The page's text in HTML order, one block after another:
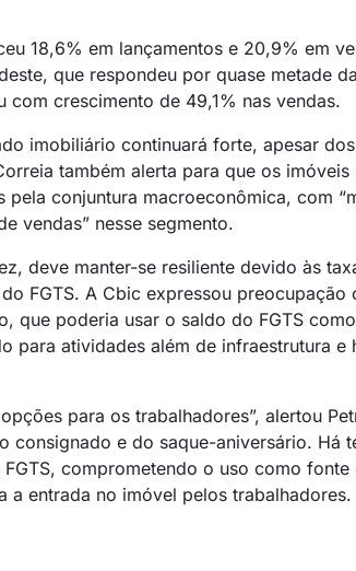
18,6% em lançamentos e 20,9% em
que respondeu por quase metade
com crescimento de 49,1% nas vendas.
imobiliário continuará forte, apesar
também alerta para que os imóveis
pela conjuntura macroeconômica, com
vendas” nesse segmento.
deve manter-se resiliente devido às
FGTS. A Cbic expressou preocupação
que poderia usar o saldo do FGTS
para atividades além de infraestrutura e
para os trabalhadores”, alertou
consignado e do saque-aniversário. Há
comprometendo o uso como fonte
a entrada no imóvel pelos trabalhadores.